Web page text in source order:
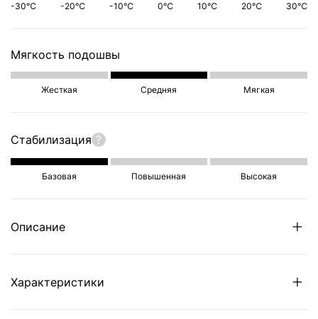
-30℃ -20℃ -10℃ 0℃ 10℃ 20℃ 30℃
Мягкость подошвы
Жесткая Средняя Мягкая
Стабилизация ?
Базовая Повышенная Высокая
Описание
Характеристики